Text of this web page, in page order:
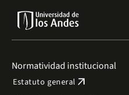
Normatividad institucional
Estatuto general arrow_outward